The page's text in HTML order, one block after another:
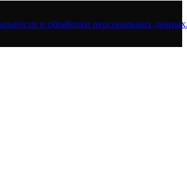
и обработки персональных